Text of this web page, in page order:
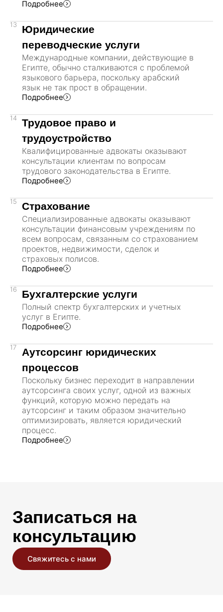
Подробнее
13
Юридические
переводческие услуги
Международные компании, действующие в
Египте, обычно сталкиваются с проблемой
языкового барьера, поскольку арабский
язык не так прост в обращении.
Подробнее
14
Трудовое право и
трудоустройство
Квалифицированные адвокаты оказывают
консультации клиентам по вопросам
трудового законодательства в Египте.
Подробнее
15 Страхование
Специализированные адвокаты оказывают
консультации финансовым учреждениям по
всем вопросам, связанным со страхованием
проектов, недвижимости, сделок и
страховых полисов.
Подробнее
16 Бухгалтерские услуги
Полный спектр бухгалтерских и учетных
услуг в Египте.
Подробнее
17
Аутсорсинг юридических
процессов
Поскольку бизнес переходит в направлении
аутсорсинга своих услуг, одной из важных
функций, которую можно передать на
аутсорсинг и таким образом значительно
оптимизировать, является юридический
процесс.
Подробнее
Записаться на
консультацию
Свяжитесь с нами